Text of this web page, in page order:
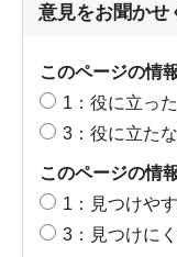
意見をお聞かせ
このページの情
1：役に立った
3：役に立た
このページの情
1：見つけや
3：見つけに